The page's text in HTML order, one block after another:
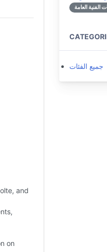
and
on
الفنية العامة
جميع الفئات